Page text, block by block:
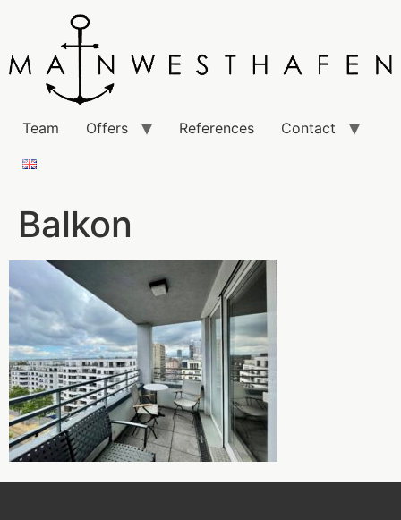
Team Offers References Contact
Balkon